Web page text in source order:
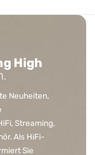
High
Neuheiten,
Streaming,
Als HiFi-
Sie